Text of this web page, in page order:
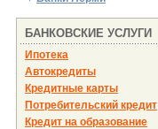
БАНКОВСКИЕ УСЛУГИ
Ипотека
Автокредиты
Кредитные карты
Потребительский кредит
Кредит на образование